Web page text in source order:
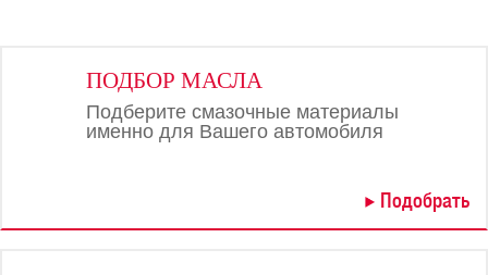
ПОДБОР МАСЛА
Подберите смазочные материалы
именно для Вашего автомобиля
Подобрать